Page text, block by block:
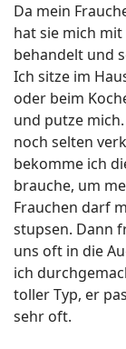
Da mein
hat sie mich
behandelt und
Ich sitze im
oder beim
und putze
noch selten
bekomme ich
brauche, um
Frauchen darf
stupsen. Dann
uns oft in die
ich
toller Typ, er
sehr oft.